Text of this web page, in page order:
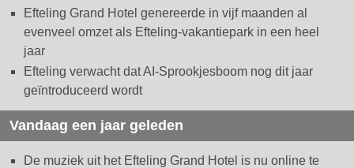
Efteling Grand Hotel genereerde in vijf maanden al
evenveel omzet als Efteling-vakantiepark in een heel
jaar
Efteling verwacht dat AI-Sprookjesboom nog dit jaar
geïntroduceerd wordt
Vandaag een jaar geleden
De muziek uit het Efteling Grand Hotel is nu online te